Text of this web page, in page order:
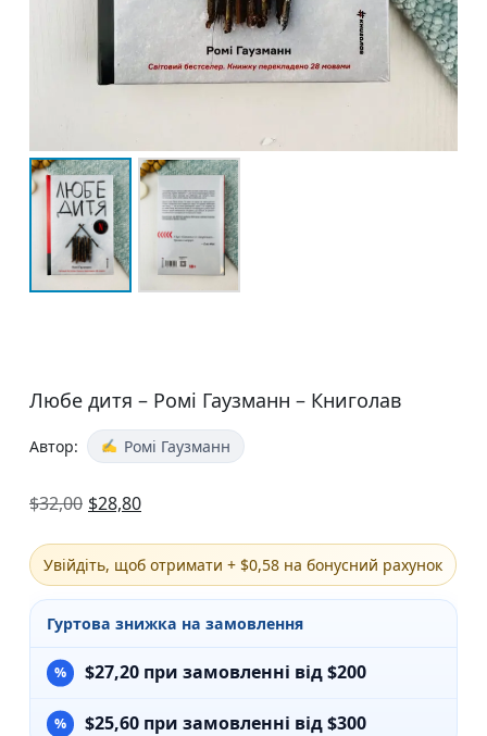
Любе дитя – Ромі Гаузманн – Книголав
Автор: Ромі Гаузманн
$32,00 $28,80
Увійдіть, щоб отримати + $0,58 на бонусний рахунок
Гуртова знижка на замовлення
$27,20 при замовленні від $200
$25,60 при замовленні від $300